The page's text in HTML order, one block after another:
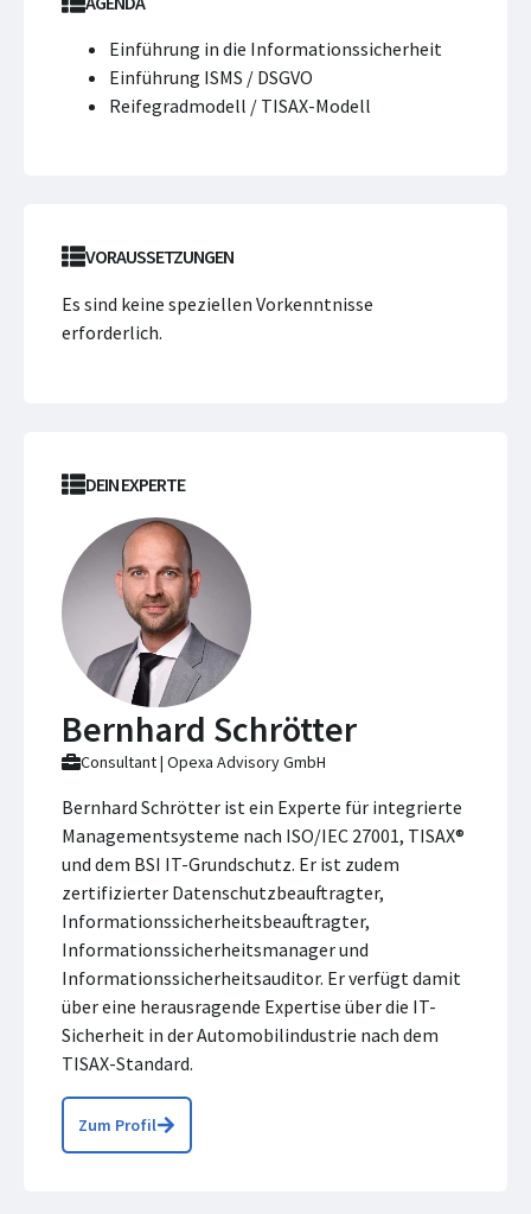
Einführung in die Informationssicherheit
Einführung ISMS / DSGVO
Reifegradmodell / TISAX-Modell
VORAUSSETZUNGEN
Es sind keine speziellen Vorkenntnisse
erforderlich.
DEIN EXPERTE
Bernhard Schrötter
Consultant | Opexa Advisory GmbH
Bernhard Schrötter ist ein Experte für integrierte
Managementsysteme nach ISO/IEC 27001, TISAX®
und dem BSI IT-Grundschutz. Er ist zudem
zertifizierter Datenschutzbeauftragter,
Informationssicherheitsbeauftragter,
Informationssicherheitsmanager und
Informationssicherheitsauditor. Er verfügt damit
über eine herausragende Expertise über die IT-
Sicherheit in der Automobilindustrie nach dem
TISAX-Standard.
Zum Profil